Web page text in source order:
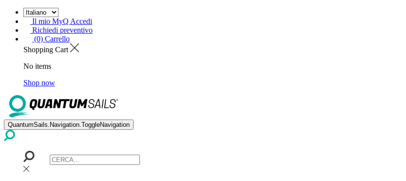
Il mio MyQ Accedi
Richiedi preventivo
(0) Carrello
Shopping Cart
No items
Shop now
QuantumSails.Navigation.ToggleNavigation